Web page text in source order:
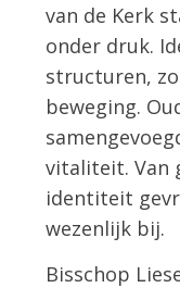
van de Kerk
onder druk.
structuren,
beweging.
vitaliteit. Van
identiteit
wezenlijk bij.
Bisschop